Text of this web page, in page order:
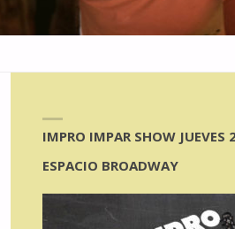
IMPRO IMPAR SHOW JUEVES
ESPACIO BROADWAY